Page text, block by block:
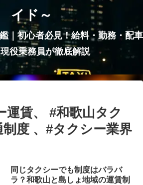
イド～
｜初心者必見！給料・勤務・配車
役乗務員が徹底解説
運賃、 #和歌山タク
制度 、#タクシー業界
同じタクシーでも制度はバラバ
ラ？和歌山と島しょ地域の運賃制